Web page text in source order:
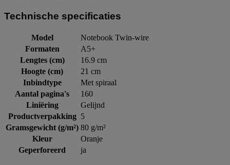
Technische specificaties
Model
Notebook Twin-wire
Formaten
A5+
Lengtes (cm)
16.9 cm
Hoogte (cm)
21 cm
Inbindtype
Met spiraal
Aantal pagina's
160
Liniëring
Gelijnd
Productverpakking 5
Gramsgewicht (g/m²) 80 g/m²
Kleur
Oranje
Geperforeerd
ja